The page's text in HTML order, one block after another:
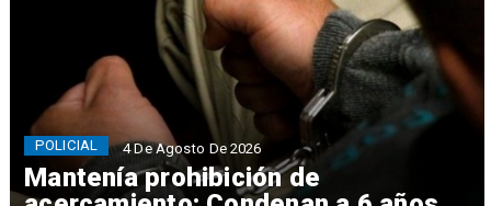
Mantenía prohibición de
POLICIAL 4 De Agosto De 2026